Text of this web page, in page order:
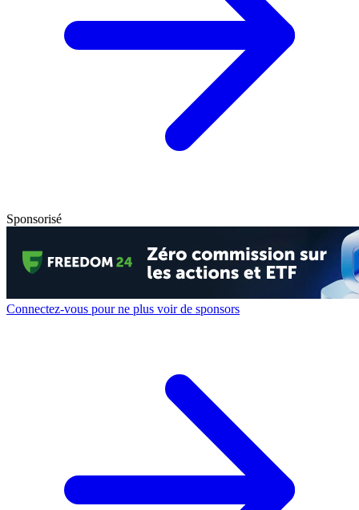
Sponsorisé
Connectez-vous pour ne plus voir de sponsors